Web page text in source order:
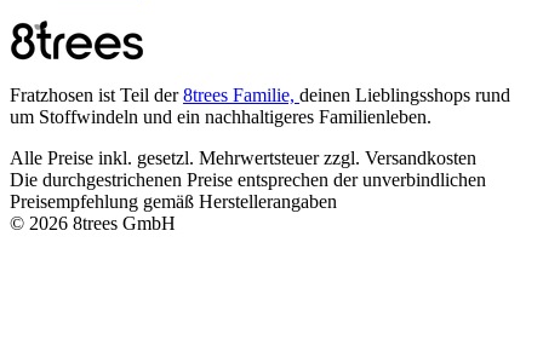
Fratzhosen ist Teil der8trees Familie, deinen Lieblingsshops rund
um Stoffwindeln und ein nachhaltigeres Familienleben.
Alle Preise inkl. gesetzl. Mehrwertsteuer zzgl. Versandkosten
Die durchgestrichenen Preise entsprechen der unverbindlichen
Preisempfehlung gemäß Herstellerangaben
© 2026 8trees GmbH